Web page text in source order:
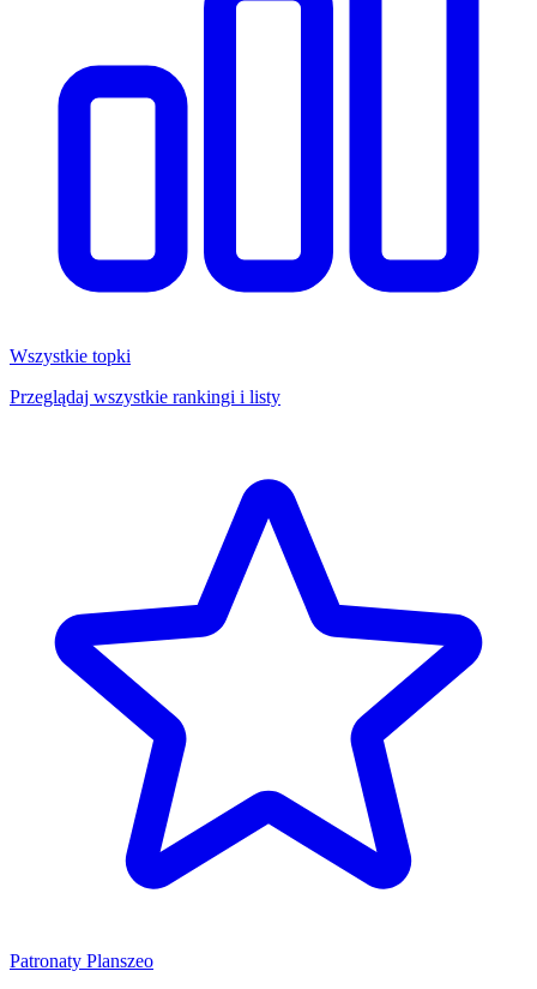
Wszystkie topki
Przeglądaj wszystkie rankingi i listy
Patronaty Planszeo